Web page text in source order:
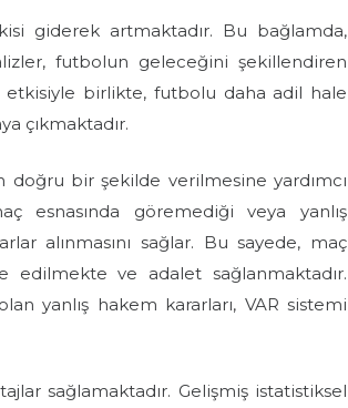
giderek artmaktadır. Bu bağlamda,
futbolun geleceğini şekillendiren
birlikte, futbolu daha adil hale
çıkmaktadır.
doğru bir şekilde verilmesine yardımcı
esnasında göremediği veya yanlış
alınmasını sağlar. Bu sayede, maç
edilmekte ve adalet sağlanmaktadır.
yanlış hakem kararları, VAR sistemi
sağlamaktadır. Gelişmiş istatistiksel